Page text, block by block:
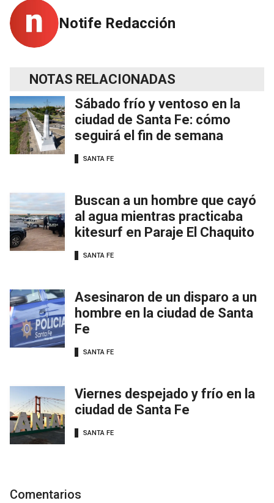
Notife Redacción
NOTAS RELACIONADAS
Sábado frío y ventoso en la
ciudad de Santa Fe: cómo
seguirá el fin de semana
SANTA FE
Buscan a un hombre que cayó
al agua mientras practicaba
kitesurf en Paraje El Chaquito
SANTA FE
Asesinaron de un disparo a un
hombre en la ciudad de Santa
Fe
SANTA FE
Viernes despejado y frío en la
ciudad de Santa Fe
SANTA FE
Comentarios